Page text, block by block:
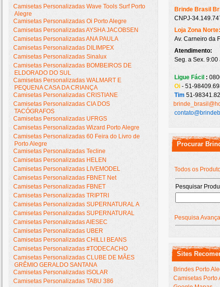
Camisetas Personalizadas Wave Tools Surf Porto
Alegre
Camisetas Personalizadas Oi Porto Alegre
Camisetas Personalizadas AYSHA JACOBSEN
Camisetas Personalizadas ANA PAULA
Camisetas Personalizadas DILIMPEX
Camisetas Personalizadas Sinalux
Camisetas Personalizadas BOMBEIROS DE
ELDORADO DO SUL
Camisetas Personalizadas WALMART E
PEQUENA CASA DA CRIANÇA
Camisetas Personalizadas CRISTIANE
Camisetas Personalizadas CIA DOS
TACÓGRAFOS
Camisetas Personalizadas UFRGS
Camisetas Personalizadas Wizard Porto Alegre
Camisetas Personalizadas 60 Feira do Livro de
Porto Alegre
Camisetas Personalizadas Tecline
Camisetas Personalizadas HELEN
Camisetas Personalizadas LIVEMODEL
Camisetas Personalizadas FBNET Net
Camisetas Personalizadas FBNET
Camisetas Personalizadas TRIPTRI
Camisetas Personalizadas SUPERNATURAL A
Camisetas Personalizadas SUPERNATURAL
Camisetas Personalizadas AIESEC
Camisetas Personalizadas UBER
Camisetas Personalizadas CHILLI BEANS
Camisetas Personalizadas #TODECACHO
Camisetas Personalizadas CLUBE DE MÃES
GRÊMIO GERALDO SANTANA
Camisetas Personalizadas ISOLAR
Camisetas Personalizadas TABU 386
Brinde Brasil
CNPJ-
Loja Zona
Av. Carneiro da
Atendimento:
Seg. a Sex.
Ligue Fácil :
Oi - 51-
Tim 51-
Procurar
Todos os
Pesquisar
Pesquisa
Sites
Brindes Porto
Camisetas Porto